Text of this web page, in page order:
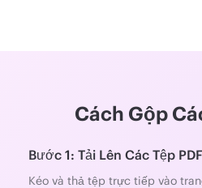
Cách Gộp
Bước 1: Tải Lên Các Tệp PDF
Kéo và thả tệp trực tiếp vào